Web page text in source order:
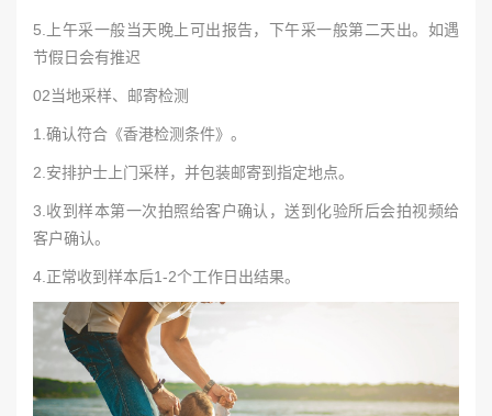
5.上午采一般当天晚上可出报告，下午采一般第二天出。如遇
节假日会有推迟
02当地采样、邮寄检测
1.确认符合《香港检测条件》。
2.安排护士上门采样，并包装邮寄到指定地点。
3.收到样本第一次拍照给客户确认，送到化验所后会拍视频给
客户确认。
4.正常收到样本后1-2个工作日出结果。